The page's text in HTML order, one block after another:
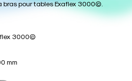
bras pour tables Exaflex 3000©.
3000©
mm